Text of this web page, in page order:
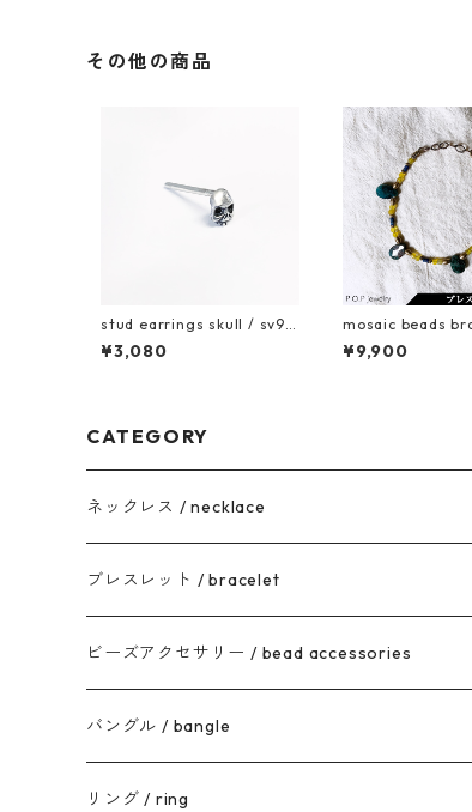
その他の商品
stud earrings skull / sv92
5
¥3,080
mosaic beads
01
¥9,900
CATEGORY
ネックレス / necklace
ブレスレット / bracelet
ビーズアクセサリー / bead accessories
バングル / bangle
リング / ring